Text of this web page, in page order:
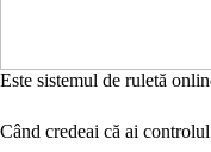
Este sistemul de ruletă
Când credeai că ai